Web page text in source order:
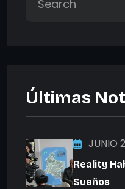
Últimas
JUNIO
Reality
Sueños